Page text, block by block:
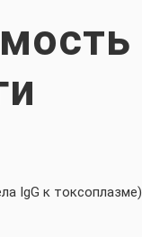
IgG к токсоплазме)